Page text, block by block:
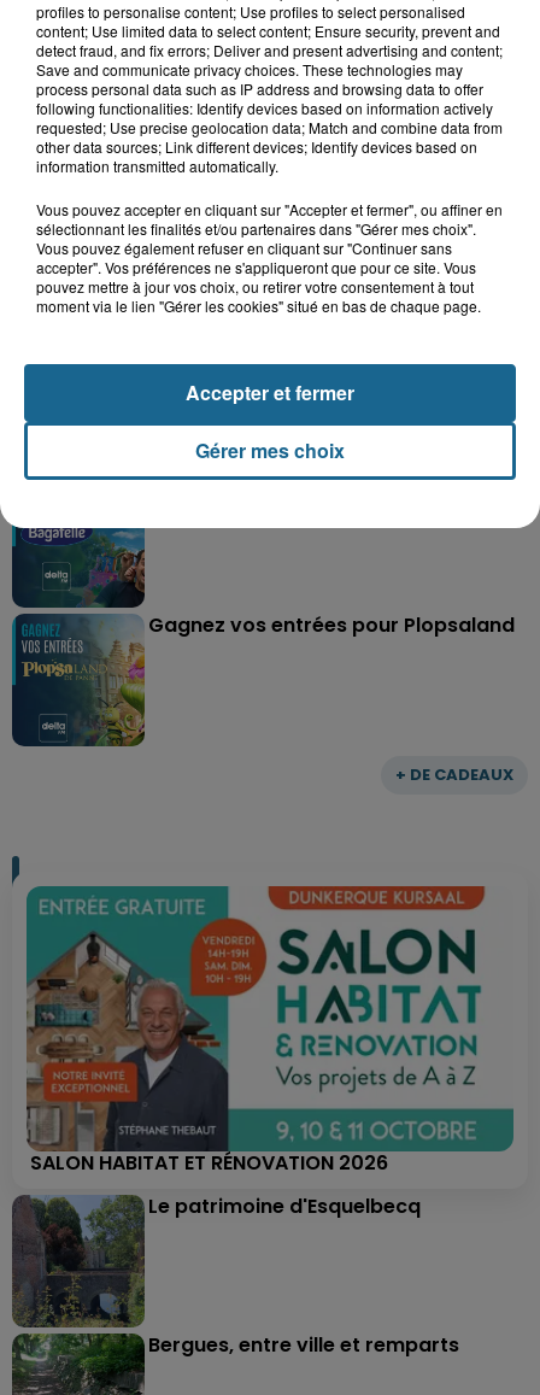
+ DE CADEAUX
Grand jeu de l'été : les cabines de plages
Parc
Gagnez vos entrées pour le parc
Gagnez vos entrées pour Plopsaland
SALON HABITAT ET RÉNOVATION 2026
Le patrimoine d'Esquelbecq
Bergues, entre ville et remparts
profiles to personalise content; Use profiles to select personalised
content; Use limited data to select content; Ensure security, prevent and
detect fraud, and fix errors; Deliver and present advertising and content;
Save and communicate privacy choices. These technologies may
process personal data such as IP address and browsing data to offer
following functionalities: Identify devices based on information actively
requested; Use precise geolocation data; Match and combine data from
other data sources; Link different devices; Identify devices based on
information transmitted automatically.
Vous pouvez accepter en cliquant sur "Accepter et fermer", ou affiner en
sélectionnant les finalités et/ou partenaires dans "Gérer mes choix".
Vous pouvez également refuser en cliquant sur "Continuer sans
accepter". Vos préférences ne s'appliqueront que pour ce site. Vous
pouvez mettre à jour vos choix, ou retirer votre consentement à tout
moment via le lien "Gérer les cookies" situé en bas de chaque page.
Gérer mes choix
Accepter et fermer